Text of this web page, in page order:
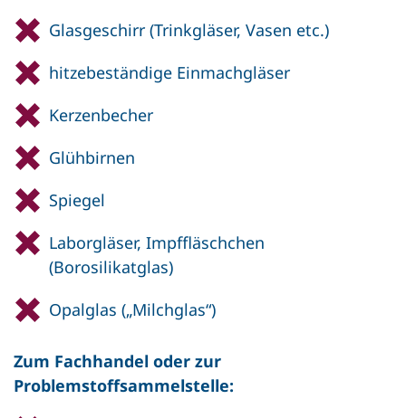
Glasgeschirr (Trinkgläser, Vasen etc.)
hitzebeständige Einmachgläser
Kerzenbecher
Glühbirnen
Spiegel
Laborgläser, Impffläschchen
(Borosilikatglas)
Opalglas („Milchglas“)
Zum Fachhandel oder zur
Problemstoffsammelstelle: